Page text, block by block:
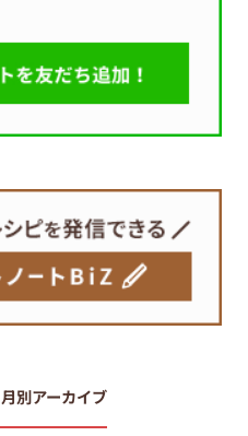
月別アーカイブ